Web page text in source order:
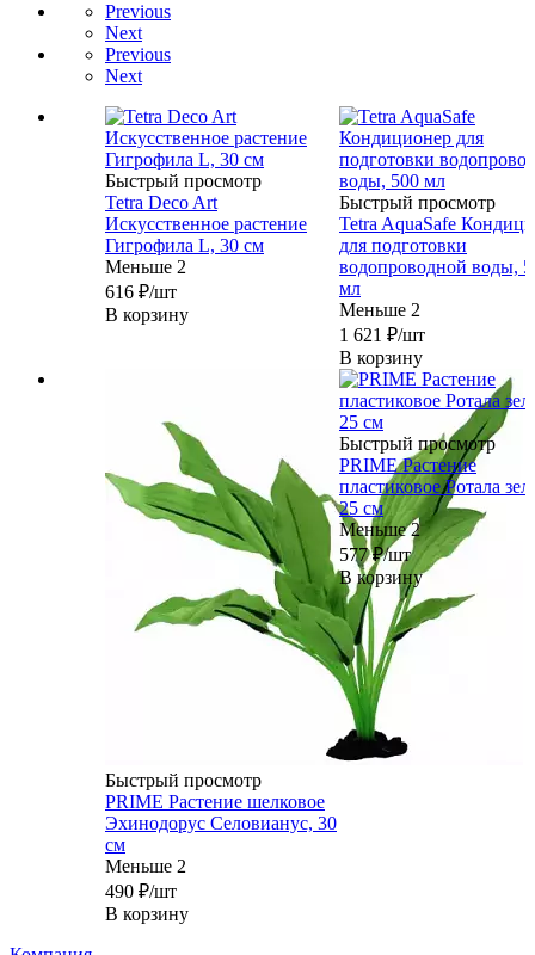
Previous
Next
Previous
Next
Быстрый просмотр
Tetra Deco Art
Искусственное растение
Гигрофила L, 30 см
Меньше 2
616 ₽/шт
В корзину
Быстрый просмотр
Tetra AquaSafe
для подготовки
водопроводной воды,
мл
Меньше 2
1 621 ₽/шт
В корзину
Быстрый просмотр
PRIME Растение шелковое
Эхинодорус Селовианус, 30
см
Меньше 2
490 ₽/шт
В корзину
Быстрый просмотр
PRIME Растение
пластиковое Ротала
25 см
Меньше 2
577₽/шт
В корзину